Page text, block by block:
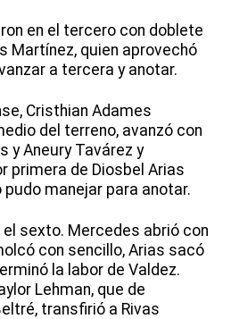
en el tercero con doblete
Martínez, quien aprovechó
a tercera y anotar.
Cristhian Adames
del terreno, avanzó con
y Aneury Tavárez y
primera de Diosbel Arias
pudo manejar para anotar.
el sexto. Mercedes abrió con
con sencillo, Arias sacó
la labor de Valdez.
Lehman, que de
transfirió a Rivas